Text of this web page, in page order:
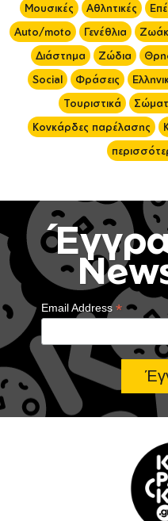
Μουσικές
Αθλητικές
Auto/moto
Γενέθλια
Διάστημα
Ζώδια
Social
Φράσεις
Τουριστικά
Κονκάρδες παρέλασης
Email Address*